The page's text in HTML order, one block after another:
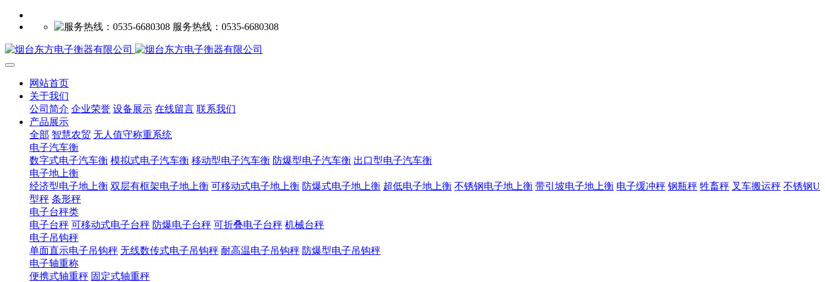
服务热线：0535-6680308
网站首页
关于我们
公司简介 企业荣誉 设备展示 在线留言 联系我们
产品展示
全部 智慧农贸 无人值守称重系统
电子汽车衡
数字式电子汽车衡 模拟式电子汽车衡 移动型电子汽车衡 防爆型电子汽车衡 出口型电子汽车衡
电子地上衡
经济型电子地上衡 双层有框架电子地上衡 可移动式电子地上衡 防爆式电子地上衡 超低电子地上衡 不锈钢电子地上衡 带引坡电子地上衡 电子缓冲秤 钢瓶秤 牲畜秤 叉车搬运秤 不锈钢U
型秤 条形秤
电子台秤类
电子台秤 可移动式电子台秤 防爆电子台秤 可折叠电子台秤 机械台秤
电子吊钩秤
单面直示电子吊钩秤 无线数传式电子吊钩秤 耐高温电子吊钩秤 防爆型电子吊钩秤
电子轴重称
便携式轴重秤 固定式轴重秤